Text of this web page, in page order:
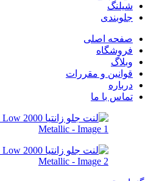
شیلنگ
جلوبندی
صفحه اصلی
فروشگاه
وبلاگ
قوانین و مقررات
درباره
تماس با ما